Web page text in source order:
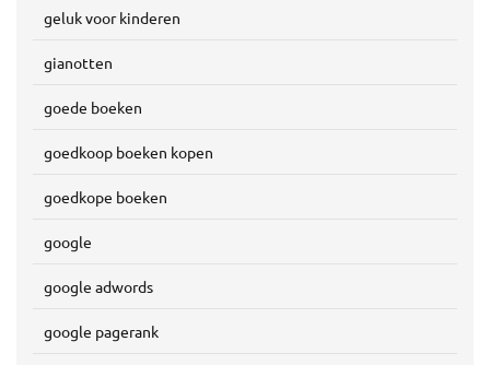
geluk voor kinderen
gianotten
goede boeken
goedkoop boeken kopen
goedkope boeken
google
google adwords
google pagerank